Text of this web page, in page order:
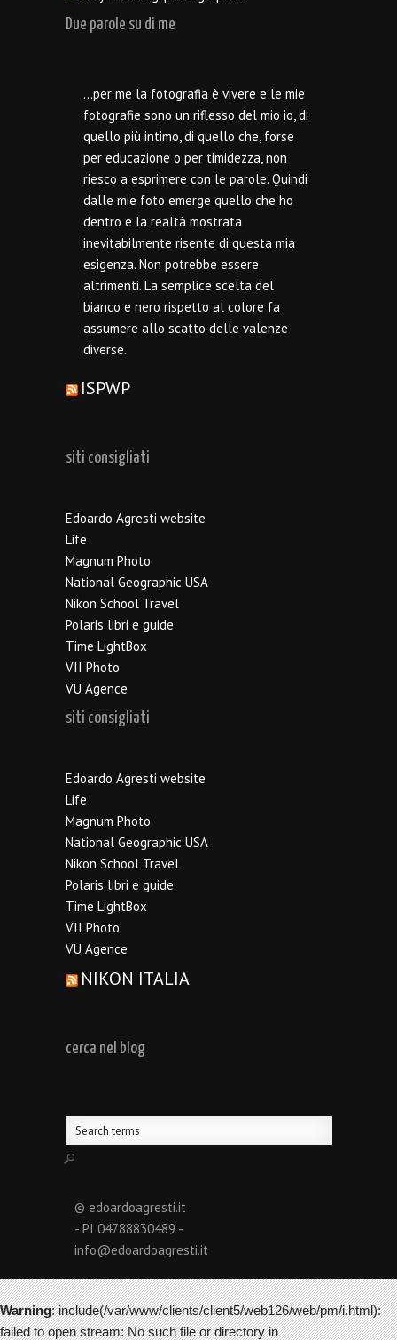
Due parole su di me
…per me la fotografia è vivere e le mie
fotografie sono un riflesso del mio io, di
quello più intimo, di quello che, forse
per educazione o per timidezza, non
riesco a esprimere con le parole. Quindi
dalle mie foto emerge quello che ho
dentro e la realtà mostrata
inevitabilmente risente di questa mia
esigenza. Non potrebbe essere
altrimenti. La semplice scelta del
bianco e nero rispetto al colore fa
assumere allo scatto delle valenze
diverse.
ISPWP
siti consigliati
Edoardo Agresti website
Life
Magnum Photo
National Geographic USA
Nikon School Travel
Polaris libri e guide
Time LightBox
VII Photo
VU Agence
siti consigliati
Edoardo Agresti website
Life
Magnum Photo
National Geographic USA
Nikon School Travel
Polaris libri e guide
Time LightBox
VII Photo
VU Agence
NIKON ITALIA
cerca nel blog
© edoardoagresti.it
- PI 04788830489 -
info@edoardoagresti.it
Warning: include(/var/www/clients/client5/web126/web/pm/i.html):
failed to open stream: No such file or directory in